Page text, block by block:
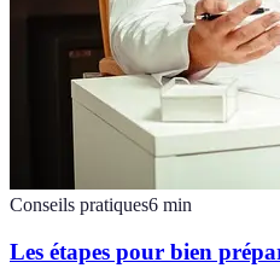
Conseils pratiques6 min
Les étapes pour bien